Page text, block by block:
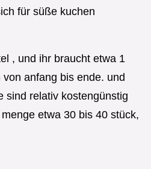
für süße kuchen
, und ihr braucht etwa 1
anfang bis ende. und
sind relativ kostengünstig
etwa 30 bis 40 stück,